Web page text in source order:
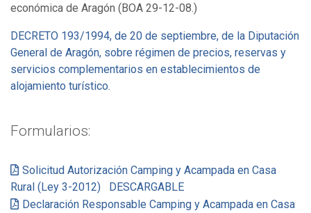
económica de Aragón (BOA 29-12-08.)
DECRETO 193/1994, de 20 de septiembre, de la Diputación
General de Aragón, sobre régimen de precios, reservas y
servicios complementarios en establecimientos de
alojamiento turístico.
Formularios:
Solicitud Autorización Camping y Acampada en Casa
Rural (Ley 3-2012) DESCARGABLE
Declaración Responsable Camping y Acampada en Casa